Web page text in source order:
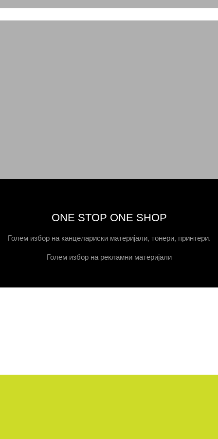
ONE STOP ONE SHOP
Голем избор на канцелариски материјали, тонери, принтери.
Голем избор на рекламни материјали